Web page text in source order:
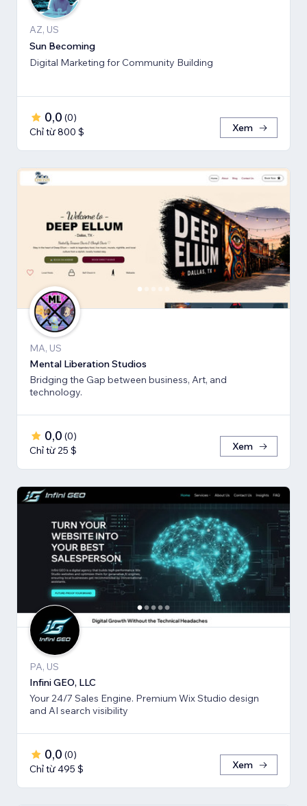
AZ, US
Sun Becoming
Digital Marketing for Community Building
0,0 (0)
Chỉ từ 800 $
Xem
MA, US
Mental Liberation Studios
Bridging the Gap between business, Art, and
technology.
0,0 (0)
Chỉ từ 25 $
Xem
PA, US
Infini GEO, LLC
Your 24/7 Sales Engine. Premium Wix Studio design
and AI search visibility
0,0 (0)
Chỉ từ 495 $
Xem